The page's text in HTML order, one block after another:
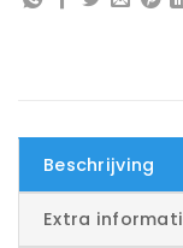
Beschrijving
Extra